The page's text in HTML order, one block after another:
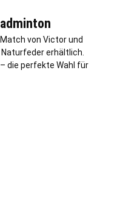
von Victor und
erhältlich.
die perfekte Wahl für